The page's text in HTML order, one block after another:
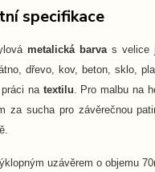
specifikace
metalická barvas velice
dřevo, kov, beton, sklo,
na textilu . Pro malbu na
za sucha pro závěrečnou
uzávěrem o objemu